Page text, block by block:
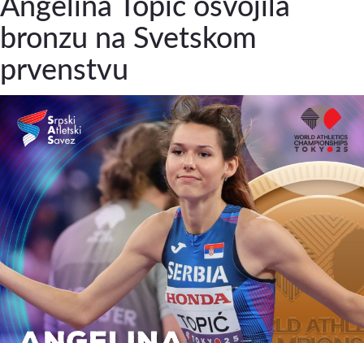
Angelina Topić osvojila
bronzu na Svetskom
prvenstvu